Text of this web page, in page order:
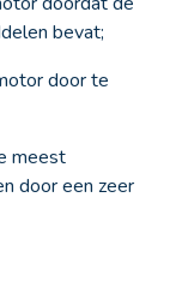
bevat;
door te
meest
door een zeer